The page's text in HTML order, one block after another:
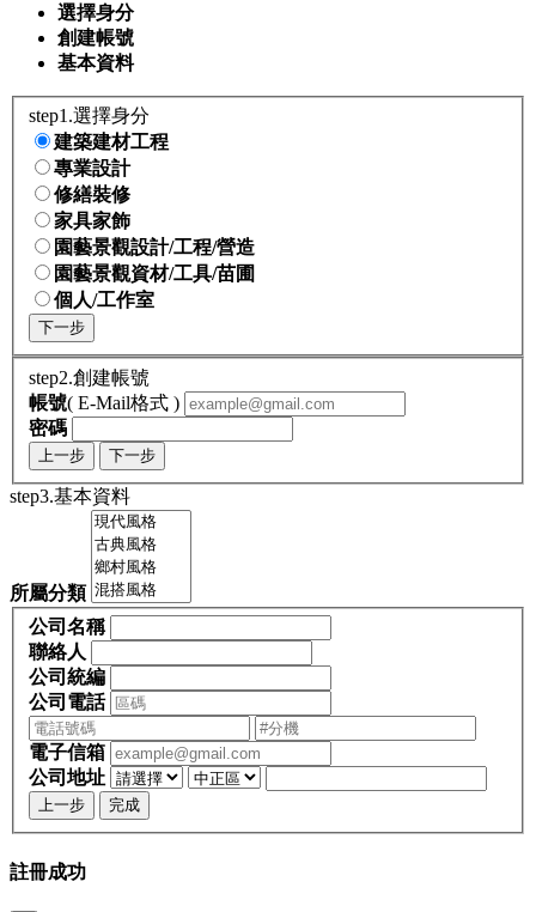
選擇身分
創建帳號
基本資料
step1.選擇身分
建築建材工程
專業設計
修繕裝修
家具家飾
園藝景觀設計/工程/營造
園藝景觀資材/工具/苗圃
個人/工作室
下一步
step2.創建帳號
帳號( E-Mail格式 )
密碼
上一步 下一步
step3.基本資料
所屬分類
公司名稱
聯絡人
公司統編
公司電話
電子信箱
公司地址
上一步 完成
註冊成功